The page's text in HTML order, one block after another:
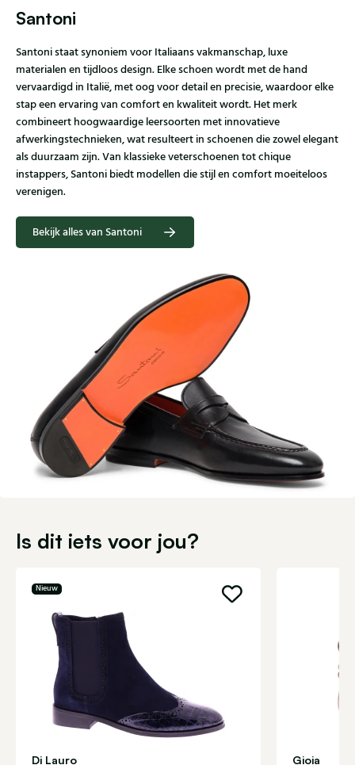
Santoni
Santoni staat synoniem voor Italiaans vakmanschap, luxe
materialen en tijdloos design. Elke schoen wordt met de hand
vervaardigd in Italië, met oog voor detail en precisie, waardoor elke
stap een ervaring van comfort en kwaliteit wordt. Het merk
combineert hoogwaardige leersoorten met innovatieve
afwerkingstechnieken, wat resulteert in schoenen die zowel elegant
als duurzaam zijn. Van klassieke veterschoenen tot chique
instappers, Santoni biedt modellen die stijl en comfort moeiteloos
verenigen.
Bekijk alles van Santoni
Is dit iets voor jou?
Nieuw
Di Lauro Gioia